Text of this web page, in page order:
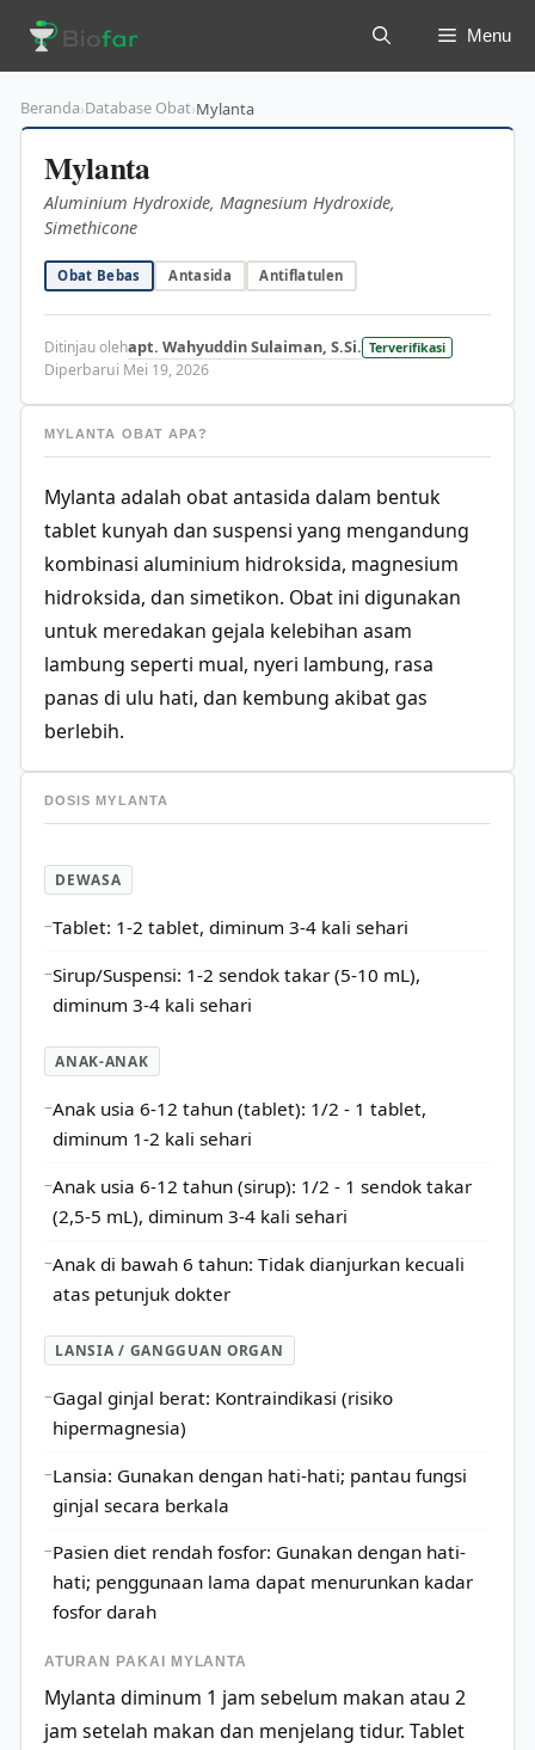
isi
Menu
Beranda›Database Obat›Mylanta
Mylanta
Aluminium Hydroxide, Magnesium Hydroxide,
Simethicone
Obat Bebas Antasida Antiflatulen
Ditinjau olehapt. Wahyuddin Sulaiman, S.Si. Terverifikasi
Diperbarui Mei 19, 2026
MYLANTA OBAT APA?
Mylanta adalah obat antasida dalam bentuk
tablet kunyah dan suspensi yang mengandung
kombinasi aluminium hidroksida, magnesium
hidroksida, dan simetikon. Obat ini digunakan
untuk meredakan gejala kelebihan asam
lambung seperti mual, nyeri lambung, rasa
panas di ulu hati, dan kembung akibat gas
berlebih.
DOSIS MYLANTA
DEWASA
Tablet: 1-2 tablet, diminum 3-4 kali sehari
Sirup/Suspensi: 1-2 sendok takar (5-10 mL),
diminum 3-4 kali sehari
ANAK-ANAK
Anak usia 6-12 tahun (tablet): 1/2 - 1 tablet,
diminum 1-2 kali sehari
Anak usia 6-12 tahun (sirup): 1/2 - 1 sendok takar
(2,5-5 mL), diminum 3-4 kali sehari
Anak di bawah 6 tahun: Tidak dianjurkan kecuali
atas petunjuk dokter
LANSIA / GANGGUAN ORGAN
Gagal ginjal berat: Kontraindikasi (risiko
hipermagnesia)
Lansia: Gunakan dengan hati-hati; pantau fungsi
ginjal secara berkala
Pasien diet rendah fosfor: Gunakan dengan hati-
hati; penggunaan lama dapat menurunkan kadar
fosfor darah
ATURAN PAKAI MYLANTA
Mylanta diminum 1 jam sebelum makan atau 2
jam setelah makan dan menjelang tidur. Tablet